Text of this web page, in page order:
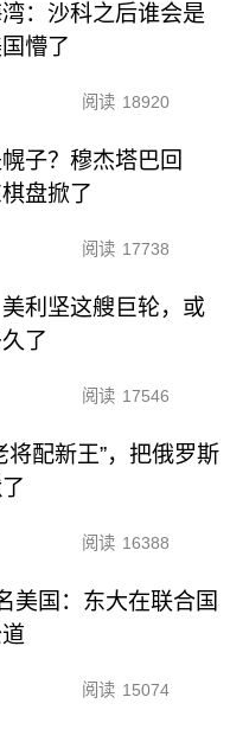
：沙科之后谁会是
懵了
阅读 18920
子？穆杰塔巴回
盘掀了
阅读 17738
利坚这艘巨轮，或
了
阅读 17546
将配新王”，把俄罗斯
阅读 16388
美国：东大在联合国
阅读 15074